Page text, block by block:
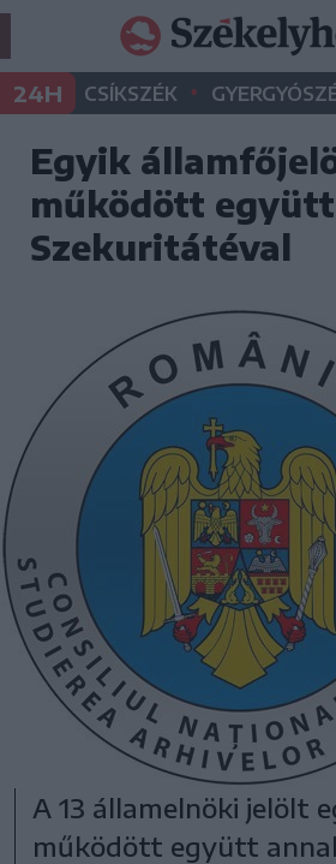
24H CSÍKSZÉK •
Egyik
működött
Szekuritátéval
A 13 államelnöki jelölt
működött együtt